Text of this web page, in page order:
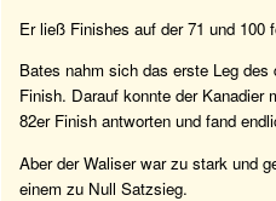
Er ließ Finishes auf der 71 und 100
Bates nahm sich das erste Leg
Finish. Darauf konnte der Kanadier
82er Finish antworten und fand
Aber der Waliser war zu stark und
einem zu Null Satzsieg.